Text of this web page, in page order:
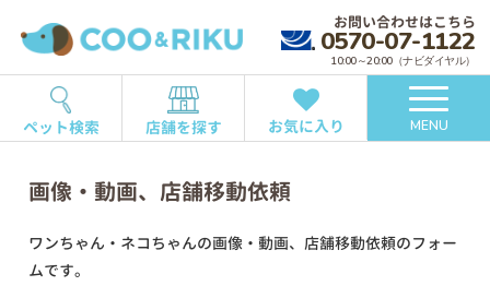
お問い合わせはこちら
0570-07-1122
10:00～20:00（ナビダイヤル）
ペット検索 店舗を探す お気に入り MENU
画像・動画、店舗移動依頼
ワンちゃん・ネコちゃんの画像・動画、店舗移動依頼のフォー
ムです。